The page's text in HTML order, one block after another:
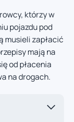
którzy w
pojazdu pod
musieli zapłacić
mają na
od płacenia
na drogach.